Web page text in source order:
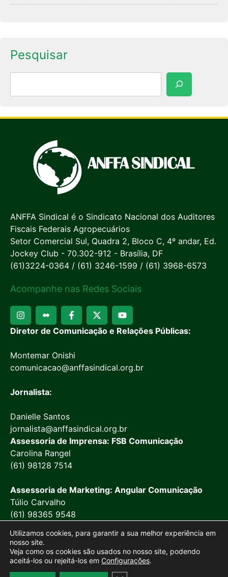
Pesquisar
ANFFA Sindical é o Sindicato Nacional dos Auditores
Fiscais Federais Agropecuários
Setor Comercial Sul, Quadra 2, Bloco C, 4º andar, Ed.
Jockey Club - 70.302-912 - Brasília, DF
(61)3224-0364 / (61) 3246-1599 / (61) 3968-6573
Acompanhe nas Redes Sociais
Diretor de Comunicação e Relações Públicas:
Montemar Onishi
comunicacao@anffasindical.org.br
Jornalista:
Danielle Santos
jornalista@anffasindical.org.br
Assessoria de Imprensa: FSB Comunicação
Carolina Rangel
(61) 98128 7514
Assessoria de Marketing: Angular Comunicação
Túlio Carvalho
(61) 98365 9548
Utilizamos cookies, para garantir a sua melhor experiência em
nosso site.
Veja como os cookies são usados no nosso site, podendo
aceitá-los ou rejeitá-los em Configurações.